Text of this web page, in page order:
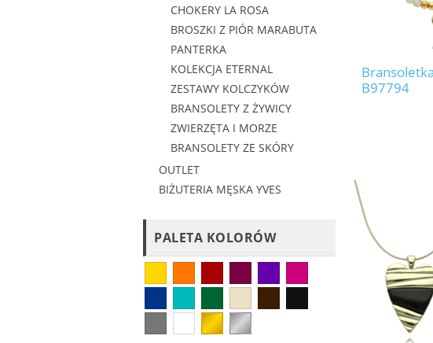
CHOKERY LA ROSA
BROSZKI Z PIÓR MARABUTA
PANTERKA
KOLEKCJA ETERNAL
ZESTAWY KOLCZYKÓW
BRANSOLETY Z ŻYWICY
ZWIERZĘTA I MORZE
BRANSOLETY ZE SKÓRY
OUTLET
BIŻUTERIA MĘSKA YVES
PALETA KOLORÓW
B97794